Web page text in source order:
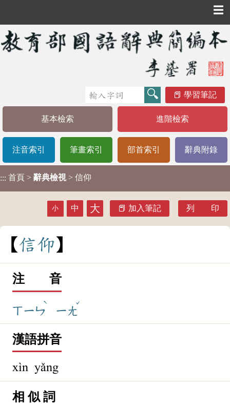
☰
學習筆記
基本檢索 進階檢索
注音索引 筆畫索引 部首索引 辭典附錄
::: 首頁 > 辭典檢視 > 信仰
小 中 大 加入筆記 列 印
信仰
注 音
ㄒㄧㄣ
ˋ
ㄧㄤ
ˇ
漢語拼音
xìn yǎng
相 似 詞